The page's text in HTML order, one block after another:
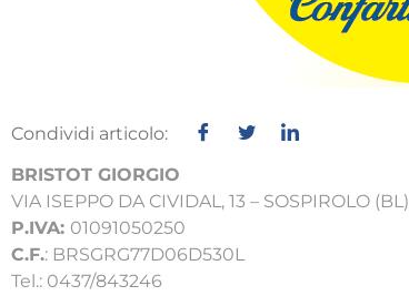
Condividi articolo:
BRISTOT GIORGIO
VIA ISEPPO DA CIVIDAL, 13 – SOSPIROLO (BL)
P.IVA: 01091050250
C.F.: BRSGRG77D06D530L
Tel.: 0437/843246